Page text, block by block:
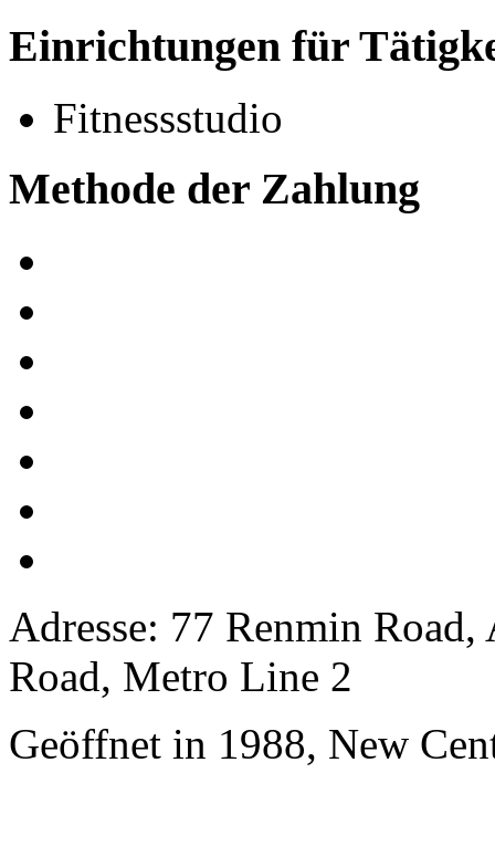
Einrichtungen für
Fitnessstudio
Methode der Zahlung
Adresse: 77 Renmin
Road, Metro Line 2
Geöffnet in 1988, New